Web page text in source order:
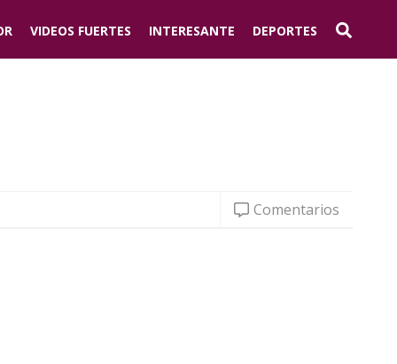
VIDEOS FUERTES INTERESANTE DEPORTES
Comentarios